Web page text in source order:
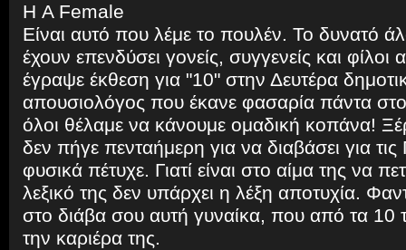
Η A Female
Είναι αυτό που λέμε το πουλέν. Το δυνατό
έχουν επενδύσει γονείς, συγγενείς και
έγραψε έκθεση για "10" στην Δευτέρα
απουσιολόγος που έκανε φασαρία πάντα
όλοι θέλαμε να κάνουμε ομαδική κοπάνα!
δεν πήγε πενταήμερη για να διαβάσει για
φυσικά πέτυχε. Γιατί είναι στο αίμα της να
λεξικό της δεν υπάρχει η λέξη αποτυχία.
στο διάβα σου αυτή γυναίκα, που από τα 10
την καριέρα της.